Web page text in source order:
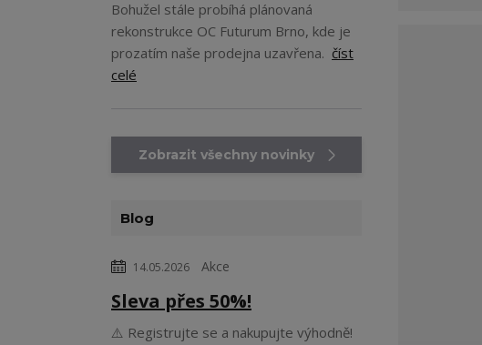
Bohužel stále probíhá plánovaná
rekonstrukce OC Futurum Brno, kde je
prozatím naše prodejna uzavřena. číst
celé
Zobrazit všechny novinky
Blog
14.05.2026 Akce
Sleva přes 50%!
⚠️ Registrujte se a nakupujte výhodně!